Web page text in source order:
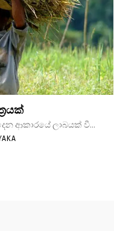
ආකාරයේ ලාබයක් වී...